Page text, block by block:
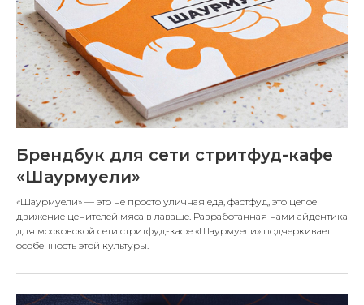
Брендбук для сети стритфуд-кафе
«Шаурмуели»
«Шаурмуели» — это не просто уличная еда, фастфуд, это целое
движение ценителей мяса в лаваше. Разработанная нами айдентика
для московской сети стритфуд-кафе «Шаурмуели» подчеркивает
особенность этой культуры.